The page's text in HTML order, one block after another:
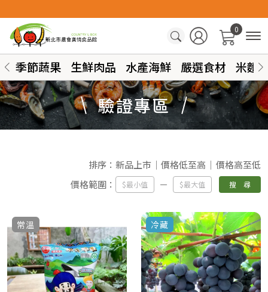
0
季節蔬果 生鮮肉品 水產海鮮 嚴選食材 米麵
驗證專區
排序： 新品上市 價格低至高
價格高至低
價格範圍：
搜 尋
常溫 冷藏